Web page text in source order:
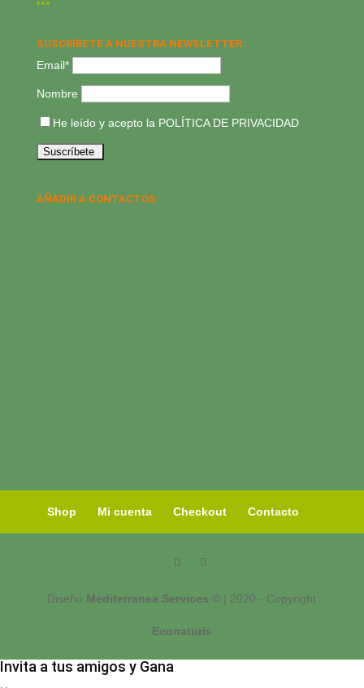
SUSCRÍBETE A NUESTRA NEWSLETTER:
Email*
Nombre
He leído y acepto la POLÍTICA DE PRIVACIDAD
AÑADIR A CONTACTOS:
Shop Mi cuenta Checkout Contacto
Diseño Mediterranea Services © | 2020 - Copyright
Econaturis
Invita a tus amigos y Gana